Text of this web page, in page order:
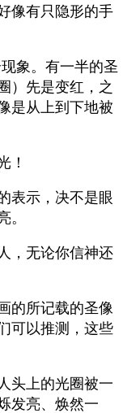
像有只隐形的手
象。有一半的圣
）先是变红，之
是从上到下地被
！
表示，决不是眼
。
，无论你信神还
的所记载的圣像
可以推测，这些
头上的光圈被一
发亮、焕然一